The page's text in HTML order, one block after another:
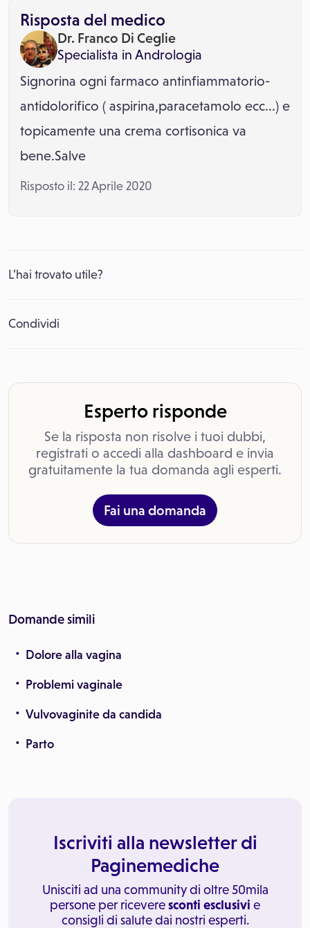
Risposta del medico
Dr. Franco Di Ceglie
Specialista in Andrologia
Signorina ogni farmaco antinfiammatorio-
antidolorifico ( aspirina,paracetamolo ecc...) e
topicamente una crema cortisonica va
bene.Salve
Risposto il: 22 Aprile 2020
L’hai trovato utile?
Condividi
Esperto risponde
Se la risposta non risolve i tuoi dubbi,
registrati o accedi alla dashboard e invia
gratuitamente la tua domanda agli esperti.
Fai una domanda
Domande simili
Dolore alla vagina
Problemi vaginale
Vulvovaginite da candida
Parto
Iscriviti alla newsletter di
Paginemediche
Unisciti ad una community di oltre 50mila
persone per riceveresconti esclusivi e
consigli di salute dai nostri esperti.